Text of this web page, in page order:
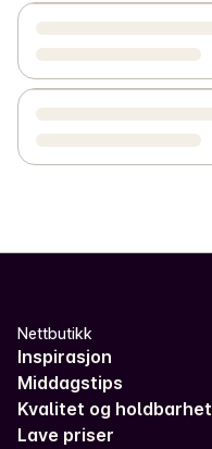
Nettbutikk
Inspirasjon
Middagstips
Kvalitet og holdbarhet
Lave priser